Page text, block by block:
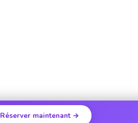
Réserver maintenant →